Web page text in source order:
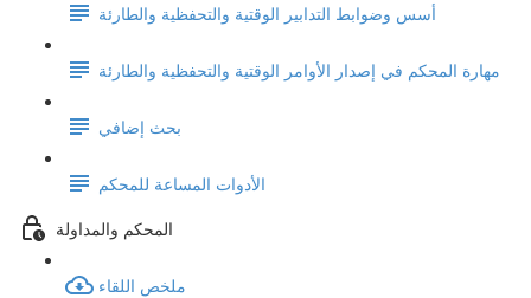
أسس وضوابط التدابير الوقتية والتحفظية والطارئة
مهارة المحكم في إصدار الأوامر الوقتية والتحفظية والطارئة
بحث إضافي
الأدوات المساعة للمحكم
المحكم والمداولة
ملخص اللقاء